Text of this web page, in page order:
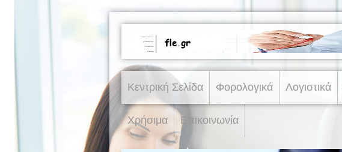
Κεντρική Σελίδα Φορολογικά Λογιστικά
Χρήσιμα Επικοινωνία